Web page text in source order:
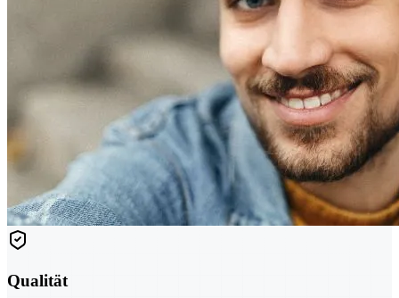
Qualität